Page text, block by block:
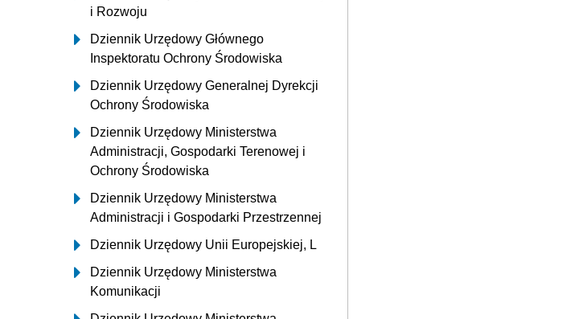
i Rozwoju
Dziennik Urzędowy Głównego
Inspektoratu Ochrony Środowiska
Dziennik Urzędowy Generalnej Dyrekcji
Ochrony Środowiska
Dziennik Urzędowy Ministerstwa
Administracji, Gospodarki Terenowej i
Ochrony Środowiska
Dziennik Urzędowy Ministerstwa
Administracji i Gospodarki Przestrzennej
Dziennik Urzędowy Unii Europejskiej, L
Dziennik Urzędowy Ministerstwa
Komunikacji